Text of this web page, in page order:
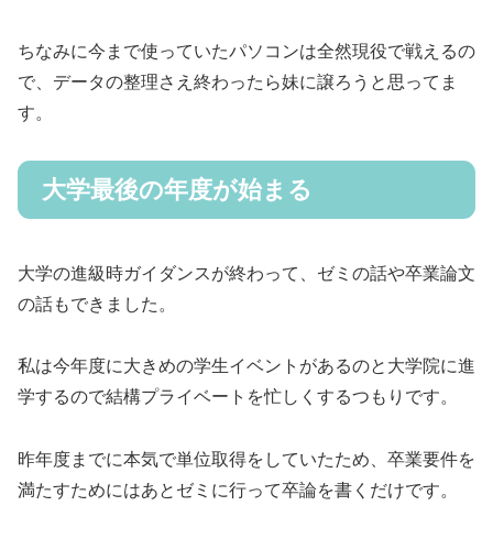
ちなみに今まで使っていたパソコンは全然現役で戦えるの
で、データの整理さえ終わったら妹に譲ろうと思ってま
す。
大学最後の年度が始まる
大学の進級時ガイダンスが終わって、ゼミの話や卒業論文
の話もできました。
私は今年度に大きめの学生イベントがあるのと大学院に進
学するので結構プライベートを忙しくするつもりです。
昨年度までに本気で単位取得をしていたため、卒業要件を
満たすためにはあとゼミに行って卒論を書くだけです。